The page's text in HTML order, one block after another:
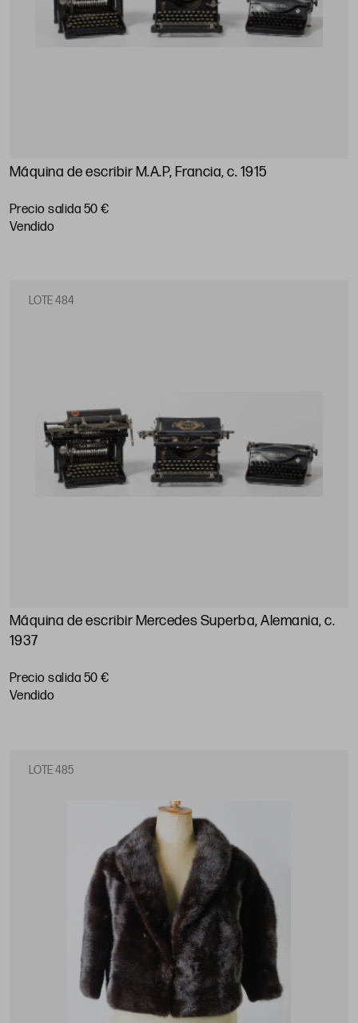
Máquina de escribir M.A.P, Francia, c. 1915
Precio salida 50 €
vendido
LOTE 484
Máquina de escribir Mercedes Superba, Alemania, c.
1937
Precio salida 50 €
vendido
LOTE 485